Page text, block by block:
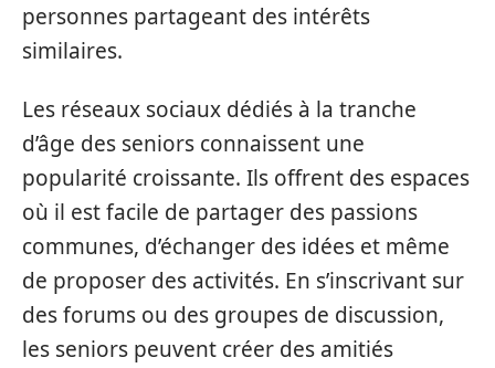
personnes partageant des intérêts
similaires.
Les réseaux sociaux dédiés à la tranche
d’âge des seniors connaissent une
popularité croissante. Ils offrent des espaces
où il est facile de partager des passions
communes, d’échanger des idées et même
de proposer des activités. En s’inscrivant sur
des forums ou des groupes de discussion,
les seniors peuvent créer des amitiés